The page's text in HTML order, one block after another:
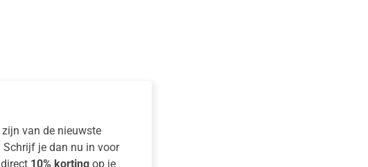
van de nieuwste
je dan nu in voor
10% kortingop je